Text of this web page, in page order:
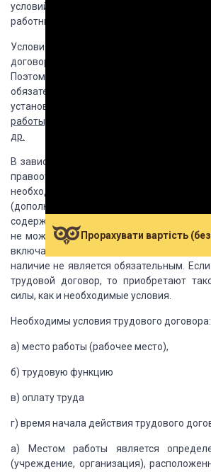
условий, определяющих взаимные
работника и работодателя.
Условия
труда устанавливаются
договором, но и зак-ом и
Поэтому с началом работы по
обязательными для выполнения
установлены в нормативных актах
работы,
требования по охране труда,
др.
В зависимости от их важности для
правоотношений условия трудового
необходимые (основные) и
(дополнительные). Необходимые
содержаться в любом трудовом
не можетсчитаться заключенным.
включаются в трудовой договор по
наличие не является обязательным.
трудовой договор, то приобретают
силы, как и необходимые условия.
Необходимы условия трудового договора:
а) место работы (рабочее место),
б) трудовую функцию
в) оплату труда
г) время начала действия трудового
а) Местом работы является
(учреждение, организация),
Прорахувати вартість